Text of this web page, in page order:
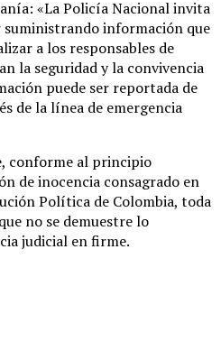
«La Policía Nacional invita
información que
a los responsables de
la seguridad y la convivencia
puede ser reportada de
de la línea de emergencia
conforme al principio
de inocencia consagrado en
Política de Colombia, toda
no se demuestre lo
judicial en firme.